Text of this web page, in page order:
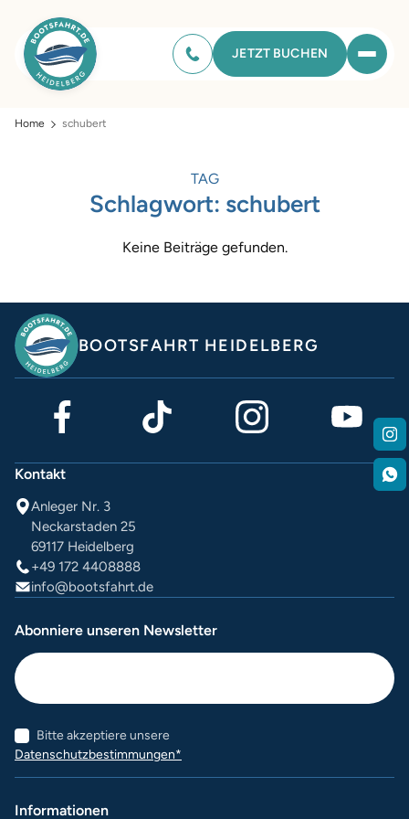
JETZT BUCHEN
Home schubert
TAG
Schlagwort: schubert
Keine Beiträge gefunden.
BOOTSFAHRT HEIDELBERG
Kontakt
Anleger Nr. 3
Neckarstaden 25
69117 Heidelberg
+49 172 4408888
info@bootsfahrt.de
Abonniere unseren Newsletter
Bitte akzeptiere unsere
Datenschutzbestimmungen*
Informationen